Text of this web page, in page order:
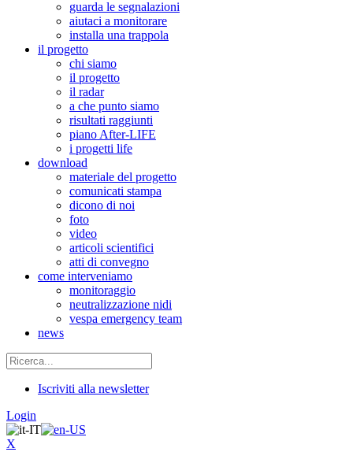
guarda le segnalazioni
aiutaci a monitorare
installa una trappola
il progetto
chi siamo
il progetto
il radar
a che punto siamo
risultati raggiunti
piano After-LIFE
i progetti life
download
materiale del progetto
comunicati stampa
dicono di noi
foto
video
articoli scientifici
atti di convegno
come interveniamo
monitoraggio
neutralizzazione nidi
vespa emergency team
news
Iscriviti alla newsletter
Login
X